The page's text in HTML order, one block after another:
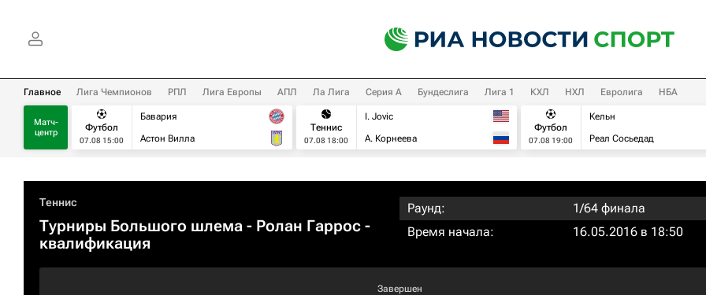
Главное Лига Чемпионов РПЛ Лига Европы АПЛ Ла Лига Серия А Бундеслига Лига 1 КХЛ НХЛ Евролига НБА
Матч-
центр
Футбол
07.08 15:00
Бавария
Астон Вилла
Теннис
07.08 18:00
I. Jovic
А. Корнеева
Футбол
07.08 19:00
Кельн
Реал Сосьедад
Теннис
Турниры Большого шлема - Ролан Гаррос -
квалификация
Раунд:
1/64 финала
Время начала:
16.05.2016 в 18:50
Завершен